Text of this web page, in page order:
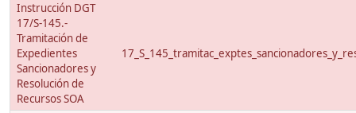
Instrucción DGT
17/S-145.-
Tramitación de
Expedientes
Sancionadores y
Resolución de
Recursos SOA